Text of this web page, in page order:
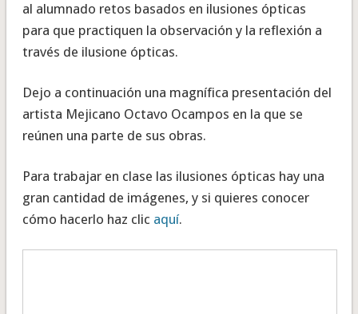
al alumnado retos basados en ilusiones ópticas
para que practiquen la observación y la reflexión a
través de ilusione ópticas.
Dejo a continuación una magnífica presentación del
artista Mejicano Octavo Ocampos en la que se
reúnen una parte de sus obras.
Para trabajar en clase las ilusiones ópticas hay una
gran cantidad de imágenes, y si quieres conocer
cómo hacerlo haz clic aquí.